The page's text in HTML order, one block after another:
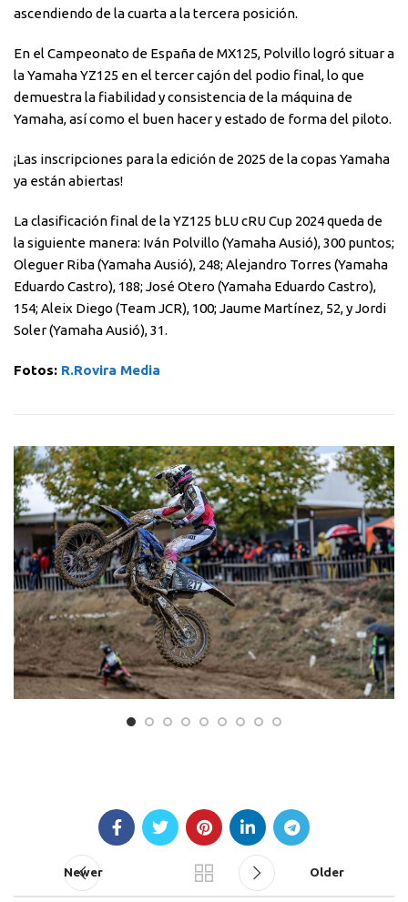
ascendiendo de la cuarta a la tercera posición.
En el Campeonato de España de MX125, Polvillo logró situar a
la Yamaha YZ125 en el tercer cajón del podio final, lo que
demuestra la fiabilidad y consistencia de la máquina de
Yamaha, así como el buen hacer y estado de forma del piloto.
¡Las inscripciones para la edición de 2025 de la copas Yamaha
ya están abiertas!
La clasificación final de la YZ125 bLU cRU Cup 2024 queda de
la siguiente manera: Iván Polvillo (Yamaha Ausió), 300 puntos;
Oleguer Riba (Yamaha Ausió), 248; Alejandro Torres (Yamaha
Eduardo Castro), 188; José Otero (Yamaha Eduardo Castro),
154; Aleix Diego (Team JCR), 100; Jaume Martínez, 52, y Jordi
Soler (Yamaha Ausió), 31.
Fotos: R.Rovira Media
Newer Older